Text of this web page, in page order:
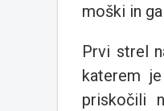
moški in
Prvi strel
katerem
priskočili